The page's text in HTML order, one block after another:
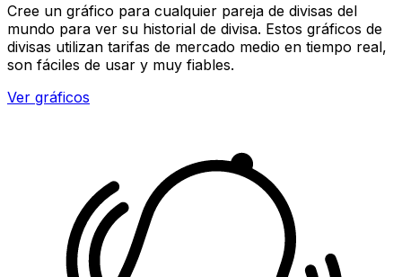
Cree un gráfico para cualquier pareja de divisas del
mundo para ver su historial de divisa. Estos gráficos de
divisas utilizan tarifas de mercado medio en tiempo real,
son fáciles de usar y muy fiables.
Ver gráficos